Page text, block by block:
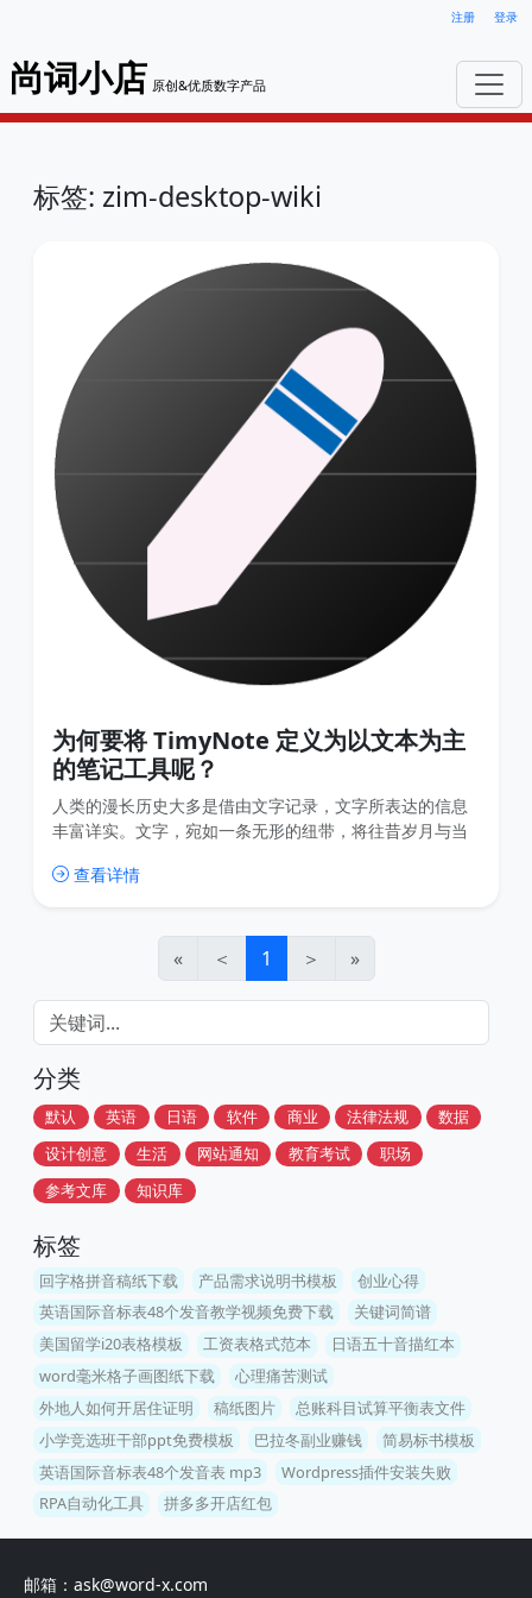
注册 登录
尚词小店 原创&优质数字产品
标签: zim-desktop-wiki
为何要将 TimyNote 定义为以文本为主
的笔记工具呢？
人类的漫长历史大多是借由文字记录，文字所表达的信息
丰富详实。文字，宛如一条无形的纽带，将往昔岁月与当
貌。近年来，我们或许在不经意间低估了文本表达的无限
笔记更好看，也更易于理解，却也使得笔记记录变得耗时
费力、笔记软件启动慢、笔记数据不断膨胀、查找效率低
下
查看详情
« ＜ 1 ＞ »
分类
默认 英语 日语 软件 商业 法律法规
数据
设计创意
生活 网站通知 教育考试
职场
参考文库
知识库
标签
回字格拼音稿纸下载 产品需求说明书模板
创业心得
英语国际音标表48个发音教学视频免费下载
关键词简谱
美国留学i20表格模板
工资表格式范本
日语五十音描红本
word毫米格子画图纸下载
心理痛苦测试
外地人如何开居住证明
稿纸图片
总账科目试算平衡表文件
小学竞选班干部ppt免费模板
巴拉冬副业赚钱
简易标书模板
英语国际音标表48个发音表 mp3
Wordpress插件安装失败
RPA自动化工具
拼多多开店红包
邮箱：ask@word-x.com